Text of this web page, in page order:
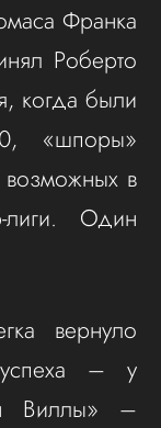
Франка
Роберто
когда были
«шпоры»
в
лиги. Один
вернуло
– у
Виллы» –